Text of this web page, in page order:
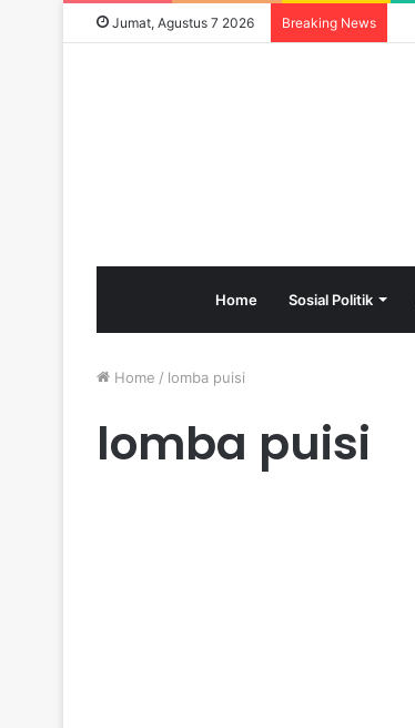
Jumat, Agustus 7 2026 Breaking News
Home Sosial Politik
Home / lomba puisi
lomba puisi